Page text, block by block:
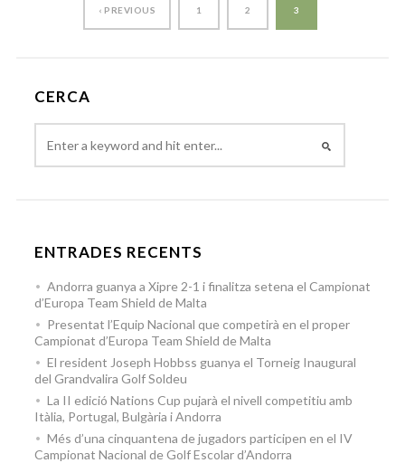
‹ PREVIOUS 1 2 3
CERCA
ENTRADES RECENTS
Andorra guanya a Xipre 2-1 i finalitza setena el Campionat
d’Europa Team Shield de Malta
Presentat l’Equip Nacional que competirà en el proper
Campionat d’Europa Team Shield de Malta
El resident Joseph Hobbss guanya el Torneig Inaugural
del Grandvalira Golf Soldeu
La II edició Nations Cup pujarà el nivell competitiu amb
Itàlia, Portugal, Bulgària i Andorra
Més d’una cinquantena de jugadors participen en el IV
Campionat Nacional de Golf Escolar d’Andorra